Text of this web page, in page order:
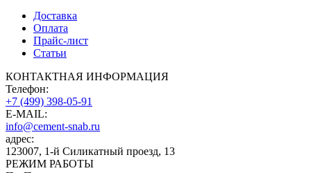
Доставка
Оплата
Прайс-лист
Статьи
КОНТАКТНАЯ ИНФОРМАЦИЯ
Телефон:
+7 (499) 398-05-91
E-MAIL:
info@cement-snab.ru
адрес:
123007, 1-й Силикатный проезд, 13
РЕЖИМ РАБОТЫ